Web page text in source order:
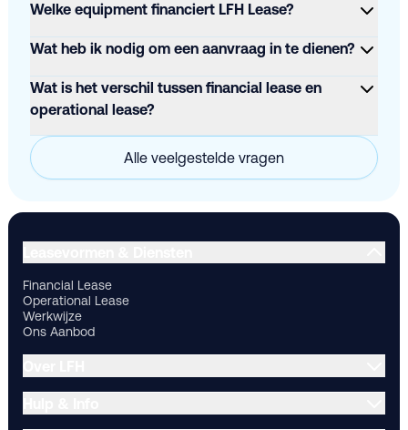
Welke equipment financiert LFH Lease?
Wat heb ik nodig om een aanvraag in te dienen?
Wat is het verschil tussen financial lease en
operational lease?
Alle veelgestelde vragen
Financial Lease
Operational Lease
Werkwijze
Ons Aanbod